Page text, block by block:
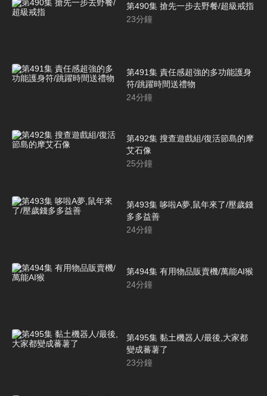
第490集 搶先一步去野餐/超級戒指
23分鐘
第491集 責任感超強的多功能護身
符/跳躍時間送禮物
24分鐘
第492集 搜查遊戲組/復活節島的摩
艾石像
25分鐘
第493集 哆啦A夢,鼠年來了/壓歲錢
多多益善
24分鐘
第494集 有用物品販賣機/萬能AI猴
24分鐘
第495集 黏土機器人/最後,大家都
變成蕃薯了
23分鐘